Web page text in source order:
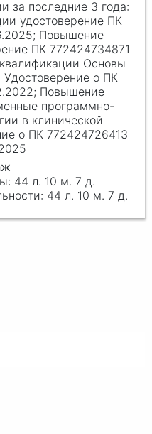
удостоверение ПК
Повышение
ПК 772424734871
Основы
о ПК
Повышение
программно-
в клинической
о ПК 772424726413
44 л. 10 м. 7 д.
44 л. 10 м. 7 д.